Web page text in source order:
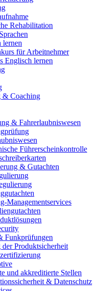
Rehabilitation
lernen
für Arbeitnehmer
Englisch lernen
& Coaching
& Fahrerlaubniswesen
Führerscheinkontrolle
& Gutachten
Managementservices
Funkprüfungen
der Produktsicherheit
und akkreditierte Stellen
& Datenschutz